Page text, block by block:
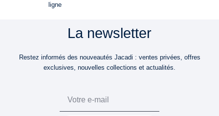
ligne
La newsletter
Restez informés des nouveautés Jacadi : ventes privées, offres
exclusives, nouvelles collections et actualités.